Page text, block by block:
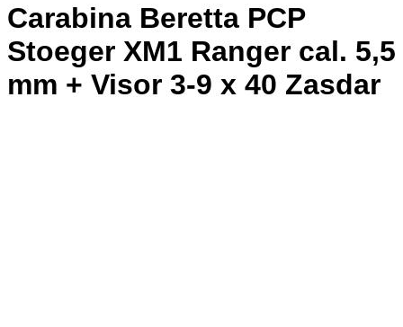
Carabina Beretta PCP
Stoeger XM1 Ranger cal. 5,5
mm + Visor 3-9 x 40 Zasdar